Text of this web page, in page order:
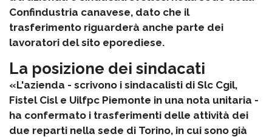
Confindustria canavese, dato che il
trasferimento riguarderà anche parte dei
lavoratori del sito eporediese.
La posizione dei sindacati
«L'azienda - scrivono i sindacalisti di Slc Cgil,
Fistel Cisl e Uilfpc Piemonte in una nota unitaria -
ha confermato i trasferimenti delle attività dei
due reparti nella sede di Torino, in cui sono già